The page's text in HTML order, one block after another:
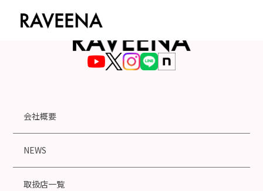
会社概要
NEWS
取扱店一覧